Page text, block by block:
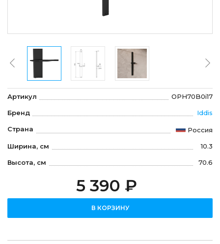
Артикул OPH70B0i17
Бренд Iddis
Страна Россия
Ширина, см 10.3
Высота, см 70.6
5 390 ₽
В КОРЗИНУ